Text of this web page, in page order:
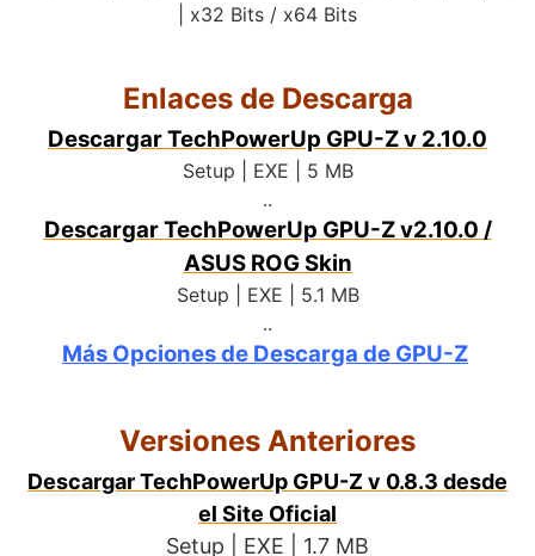
| x32 Bits / x64 Bits
Enlaces de Descarga
Descargar TechPowerUp GPU-Z v 2.10.0
Setup | EXE | 5 MB
..
Descargar TechPowerUp GPU-Z v2.10.0 /
ASUS ROG Skin
Setup | EXE | 5.1 MB
..
Más Opciones de Descarga de GPU-Z
Versiones Anteriores
Descargar TechPowerUp GPU-Z v 0.8.3 desde
el Site Oficial
Setup | EXE | 1.7 MB